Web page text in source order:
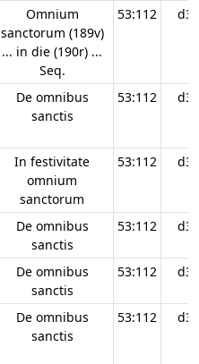
Omnium
sanctorum (189v)
... in die (190r) ...
Seq.
53:112 d34
De omnibus
sanctis
53:112 d34
In festivitate
omnium
sanctorum
53:112 d34
De omnibus
sanctis
53:112 d34
De omnibus
sanctis
53:112 d34
De omnibus
sanctis
53:112 d34